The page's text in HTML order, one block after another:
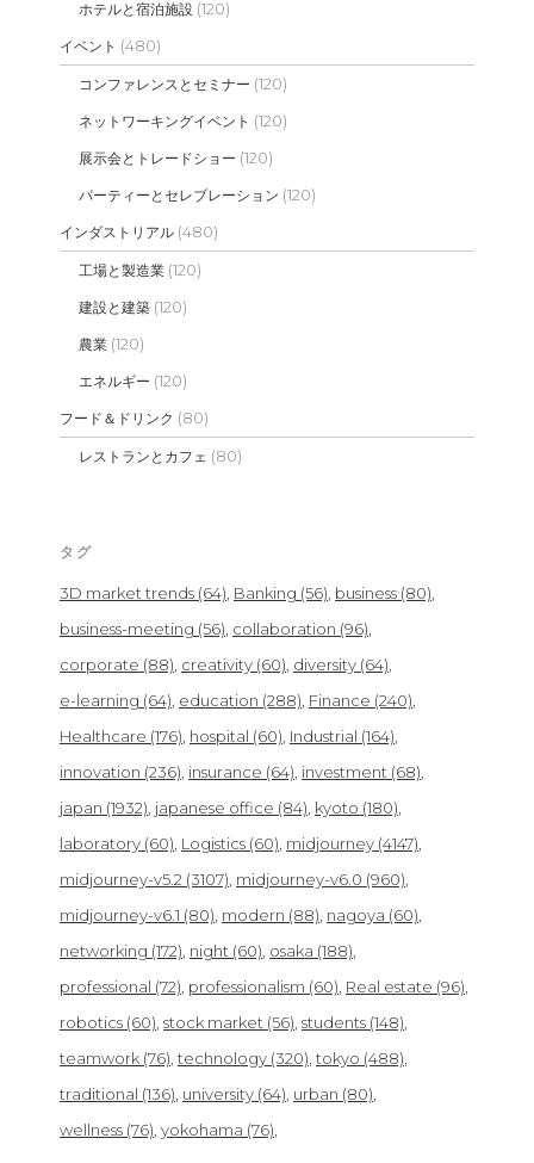
ホテルと宿泊施設 (120)
イベント (480)
コンファレンスとセミナー (120)
ネットワーキングイベント (120)
展示会とトレードショー (120)
パーティーとセレブレーション (120)
インダストリアル (480)
工場と製造業 (120)
建設と建築 (120)
農業 (120)
エネルギー (120)
フード＆ドリンク (80)
レストランとカフェ (80)
タグ
3D market trends (64) Banking (56) business (80)
business-meeting (56) collaboration (96)
corporate (88) creativity (60) diversity (64)
e-learning (64) education (288) Finance (240)
Healthcare (176) hospital (60) Industrial (164)
innovation (236) insurance (64) investment (68)
japan (1932) japanese office (84) kyoto (180)
laboratory (60) Logistics (60) midjourney (4147)
midjourney-v5.2 (3107) midjourney-v6.0 (960)
midjourney-v6.1 (80) modern (88) nagoya (60)
networking (172) night (60) osaka (188)
professional (72) professionalism (60) Real estate (96)
robotics (60) stock market (56) students (148)
teamwork (76) technology (320) tokyo (488)
traditional (136) university (64) urban (80)
wellness (76) yokohama (76)